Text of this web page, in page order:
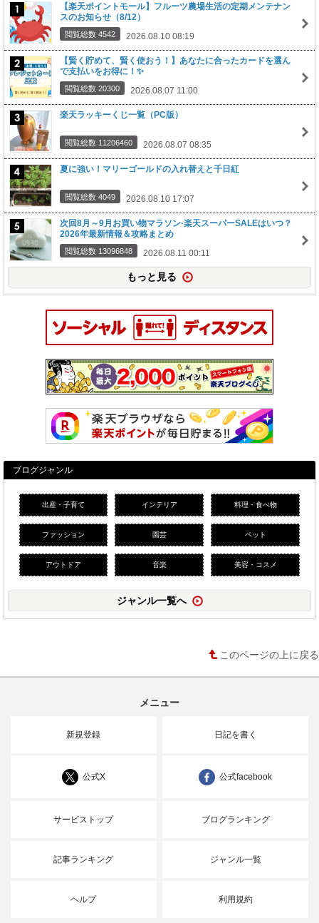
【楽天ポイントモール】フルーツ農場生活の定期メンテナン
スのお知らせ（8/12）
閲覧総数 4542 2026.08.10 08:19
【賢く貯めて、賢く使おう！】あなたに合ったカードを選ん
で支払いをお得に！✨
閲覧総数 20300 2026.08.07 11:00
楽天ラッキーくじ一覧（PC版）
閲覧総数 11206460 2026.08.07 08:35
夏に強い！マリーゴールドの入れ替えと千日紅
閲覧総数 4049 2026.08.10 17:07
次回8月～9月お買い物マラソン·楽天スーパーSALEはいつ？
2026年最新情報＆攻略まとめ
閲覧総数 13096848 2026.08.11 00:11
もっと見る
ブログジャンル
出産・子育て インテリア 料理・食べ物
ファッション 園芸 ペット
アウトドア 音楽 美容・コスメ
ジャンル一覧へ
このページの上に戻る
メニュー
新規登録 日記を書く
公式X 公式facebook
サービストップ ブログランキング
記事ランキング ジャンル一覧
ヘルプ 利用規約